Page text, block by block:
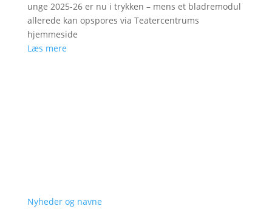
unge 2025-26 er nu i trykken – mens et bladremodul
allerede kan opspores via Teatercentrums
hjemmeside
Læs mere
Nyheder og navne